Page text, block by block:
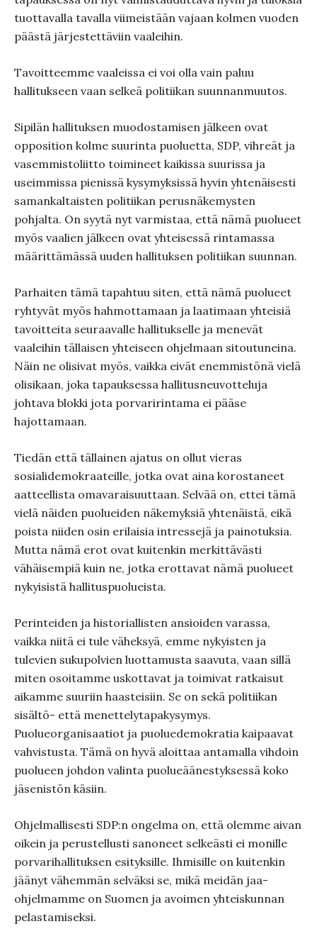
tuottavalla tavalla viimeistään vajaan kolmen vuoden
päästä järjestettäviin vaaleihin.
Tavoitteemme vaaleissa ei voi olla vain paluu
hallitukseen vaan selkeä politiikan suunnanmuutos.
Sipilän hallituksen muodostamisen jälkeen ovat
opposition kolme suurinta puoluetta, SDP, vihreät ja
vasemmistoliitto toimineet kaikissa suurissa ja
useimmissa pienissä kysymyksissä hyvin yhtenäisesti
samankaltaisten politiikan perusnäkemysten
pohjalta. On syytä nyt varmistaa, että nämä puolueet
myös vaalien jälkeen ovat yhteisessä rintamassa
määrittämässä uuden hallituksen politiikan suunnan.
Parhaiten tämä tapahtuu siten, että nämä puolueet
ryhtyvät myös hahmottamaan ja laatimaan yhteisiä
tavoitteita seuraavalle hallitukselle ja menevät
vaaleihin tällaisen yhteiseen ohjelmaan sitoutuneina.
Näin ne olisivat myös, vaikka eivät enemmistönä vielä
olisikaan, joka tapauksessa hallitusneuvotteluja
johtava blokki jota porvaririntama ei pääse
hajottamaan.
Tiedän että tällainen ajatus on ollut vieras
sosialidemokraateille, jotka ovat aina korostaneet
aatteellista omavaraisuuttaan. Selvää on, ettei tämä
vielä näiden puolueiden näkemyksiä yhtenäistä, eikä
poista niiden osin erilaisia intressejä ja painotuksia.
Mutta nämä erot ovat kuitenkin merkittävästi
vähäisempiä kuin ne, jotka erottavat nämä puolueet
nykyisistä hallituspuolueista.
Perinteiden ja historiallisten ansioiden varassa,
vaikka niitä ei tule väheksyä, emme nykyisten ja
tulevien sukupolvien luottamusta saavuta, vaan sillä
miten osoitamme uskottavat ja toimivat ratkaisut
aikamme suuriin haasteisiin. Se on sekä politiikan
sisältö- että menettelytapakysymys.
Puolueorganisaatiot ja puoluedemokratia kaipaavat
vahvistusta. Tämä on hyvä aloittaa antamalla vihdoin
puolueen johdon valinta puolueäänestyksessä koko
jäsenistön käsiin.
Ohjelmallisesti SDP:n ongelma on, että olemme aivan
oikein ja perustellusti sanoneet selkeästi ei monille
porvarihallituksen esityksille. Ihmisille on kuitenkin
jäänyt vähemmän selväksi se, mikä meidän jaa-
ohjelmamme on Suomen ja avoimen yhteiskunnan
pelastamiseksi.